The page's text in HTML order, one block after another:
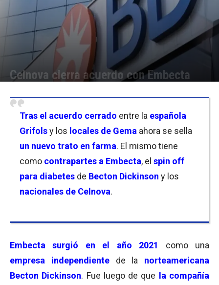
Celnova cierra acuerdo con Embecta
Tras el acuerdo cerrado entre la española
Grifolsy los locales de Gema ahora se sella
un nuevo trato en farma. El mismo tiene
como contrapartes a Embecta, el spin off
para diabetes de Becton Dickinson y los
nacionales de Celnova.
Embecta surgió en el año 2021
como una
empresa independientede la norteamericana
Becton Dickinson. Fue luego de que
la compañía